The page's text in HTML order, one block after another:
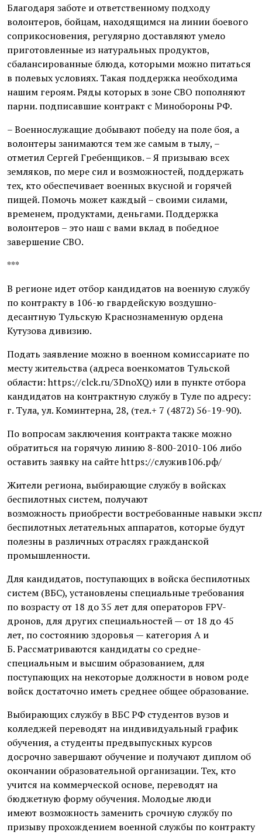
Благодаря заботе и ответственному подходу
волонтеров, бойцам, находящимся на линии боевого
соприкосновения, регулярно доставляют умело
приготовленные из натуральных продуктов,
сбалансированные блюда, которыми можно питаться
в полевых условиях. Такая поддержка необходима
нашим героям. Ряды которых в зоне СВО пополняют
парни. подписавшие контракт с Минобороны РФ.
– Военнослужащие добывают победу на поле боя, а
волонтеры занимаются тем же самым в тылу, –
отметил Сергей Гребенщиков. – Я призываю всех
земляков, по мере сил и возможностей, поддержать
тех, кто обеспечивает военных вкусной и горячей
пищей. Помочь может каждый – своими силами,
временем, продуктами, деньгами. Поддержка
волонтеров – это наш с вами вклад в победное
завершение СВО.
***
В регионе идет отбор кандидатов на военную службу
по контракту в 106-ю гвардейскую воздушно-
десантную Тульскую Краснознаменную ордена
Кутузова дивизию.
Подать заявление можно в военном комиссариате по
месту жительства (адреса военкоматов Тульской
области: https://clck.ru/3DnoXQ) или в пункте отбора
кандидатов на контрактную службу в Туле по адресу:
г. Тула, ул. Коминтерна, 28, (тел.+ 7 (4872) 56-19-90).
По вопросам заключения контракта также можно
обратиться на горячую линию 8-800-2010-106 либо
оставить заявку на сайте https://служив106.рф/
Жители региона, выбирающие службу в войсках
беспилотных систем, получают
возможность приобрести востребованные навыки
беспилотных летательных аппаратов, которые будут
полезны в различных отраслях гражданской
промышленности.
Для кандидатов, поступающих в войска беспилотных
систем (ВБС), установлены специальные требования
по возрасту от 18 до 35 лет для операторов FPV-
дронов, для других специальностей — от 18 до 45
лет, по состоянию здоровья — категория А и
Б. Рассматриваются кандидаты со средне-
специальным и высшим образованием, для
поступающих на некоторые должности в новом роде
войск достаточно иметь среднее общее образование.
Выбирающих службу в ВБС РФ студентов вузов и
колледжей переводят на индивидуальный график
обучения, а студенты предвыпускных курсов
досрочно завершают обучение и получают диплом об
окончании образовательной организации. Тех, кто
учится на коммерческой основе, переводят на
бюджетную форму обучения. Молодые люди
имеют возможность заменить срочную службу по
призыву прохождением военной службы по контракту